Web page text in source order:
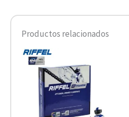
Productos relacionados